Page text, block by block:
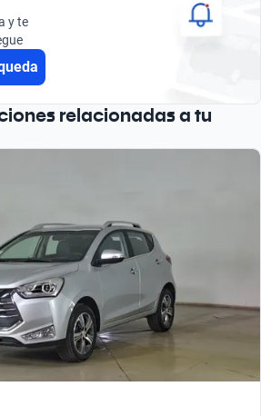
y te
relacionadas a tu